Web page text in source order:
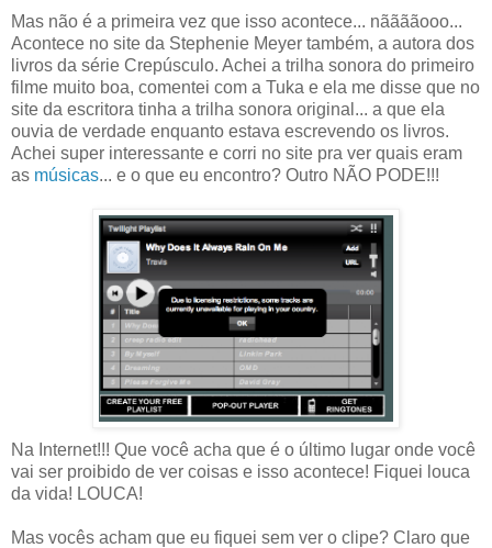
Mas não é a primeira vez que isso acontece... nããããooo...
Acontece no site da Stephenie Meyer também, a autora dos
livros da série Crepúsculo. Achei a trilha sonora do primeiro
filme muito boa, comentei com a Tuka e ela me disse que no
site da escritora tinha a trilha sonora original... a que ela
ouvia de verdade enquanto estava escrevendo os livros.
Achei super interessante e corri no site pra ver quais eram
as músicas... e o que eu encontro? Outro NÃO PODE!!!
Na Internet!!! Que você acha que é o último lugar onde você
vai ser proibido de ver coisas e isso acontece! Fiquei louca
da vida! LOUCA!
Mas vocês acham que eu fiquei sem ver o clipe? Claro que